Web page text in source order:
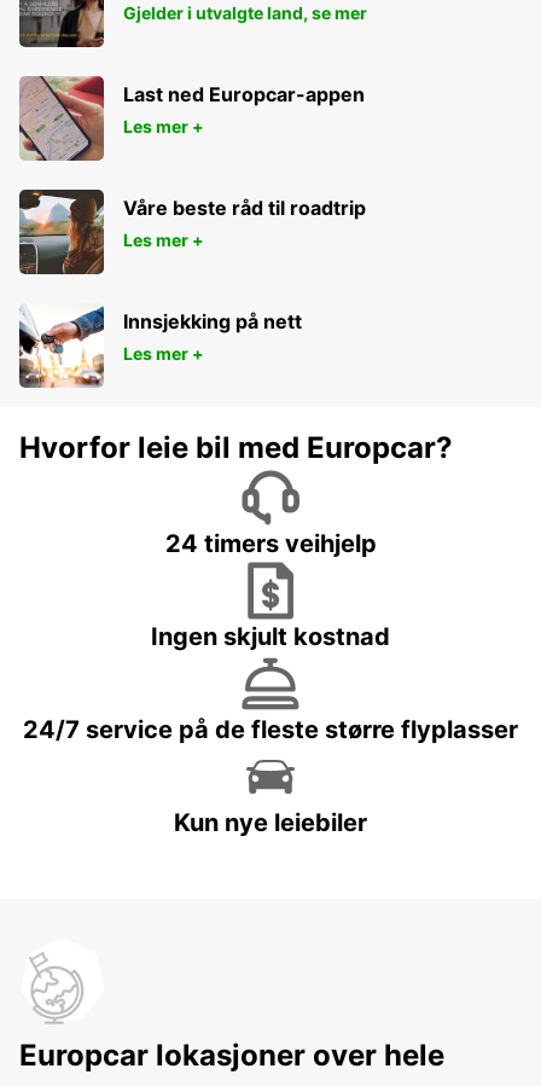
Gjelder i utvalgte land, se mer
Last ned Europcar-appen
Les mer +
Våre beste råd til roadtrip
Les mer +
Innsjekking på nett
Les mer +
Hvorfor leie bil med Europcar?
24 timers veihjelp
Ingen skjult kostnad
24/7 service på de fleste større flyplasser
Kun nye leiebiler
Europcar lokasjoner over hele